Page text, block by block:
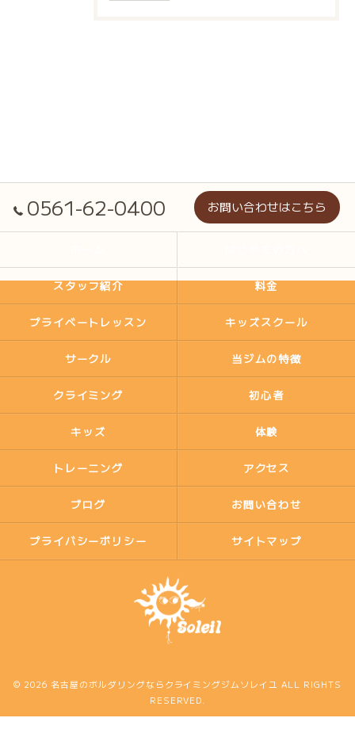
0561-62-0400 お問い合わせはこちら
スタッフ紹介 料金
プライベートレッスン キッズスクール
サークル 当ジムの特徴
クライミング 初心者
キッズ 体験
トレーニング アクセス
ブログ お問い合わせ
プライバシーポリシー サイトマップ
© 2026 名古屋のボルダリングならクライミングジムソレイユ ALL RIGHTS
RESERVED.